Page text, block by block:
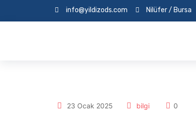
info@yildizods.com Nilüfer / Bursa
23 Ocak 2025 bilgi 0